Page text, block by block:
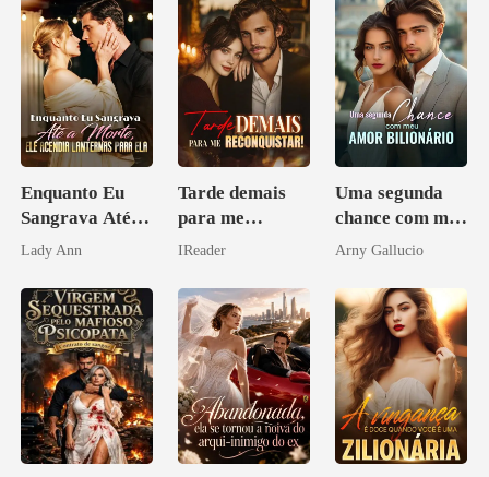
Enquanto Eu
Sangrava Até a
Morte, Ele
Lanternas Para
Ela
Lady Ann
Tarde demais
para me
reconquistar!
IReader
Uma segunda
chance com meu
amor bilionário
Arny Gallucio